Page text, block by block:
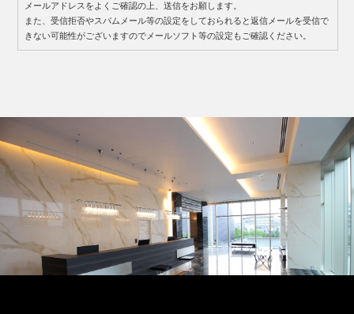
メールアドレスをよくご確認の上、送信をお願します。
また、受信拒否やスパムメール等の設定をしておられると返信メールを受信で
きない可能性がございますのでメールソフト等の設定もご確認ください。